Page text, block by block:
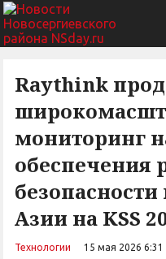
Raythink
мониторинг
обеспечения
Азии на KSS
Технологии 15 мая 2026 6:31